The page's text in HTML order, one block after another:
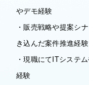
やデモ経験
・販売戦略や提案シ
き込んだ案件推進経験
・現職にてITシステ
経験